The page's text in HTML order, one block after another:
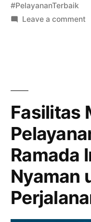
#PelayananTerbaik
Leave a commenton
Fasilitas
Ramada
Nyaman